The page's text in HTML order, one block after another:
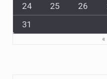
24
25 26
31